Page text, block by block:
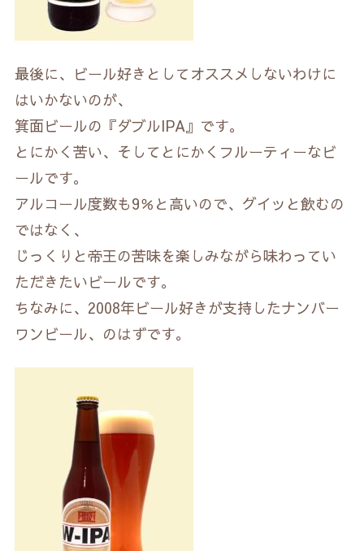
最後に、ビール好きとしてオススメしないわけに
はいかないのが、
箕面ビールの『ダブルIPA』です。
とにかく苦い、そしてとにかくフルーティーなビ
ールです。
アルコール度数も9％と高いので、グイッと飲むの
ではなく、
じっくりと帝王の苦味を楽しみながら味わってい
ただきたいビールです。
ちなみに、2008年ビール好きが支持したナンバー
ワンビール、のはずです。